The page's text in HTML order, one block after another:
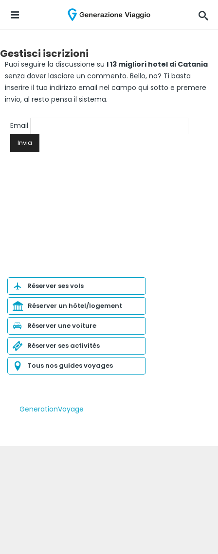
Gestisci iscrizioni
Puoi seguire la discussione su I 13 migliori hotel di Catania
senza dover lasciare un commento. Bello, no? Ti basta
inserire il tuo indirizzo email nel campo qui sotto e premere
invio, al resto pensa il sistema.
Email
Réserver ses vols
Réserver un hôtel/logement
Réserver une voiture
Réserver ses activités
Tous nos guides voyages
GenerationVoyage